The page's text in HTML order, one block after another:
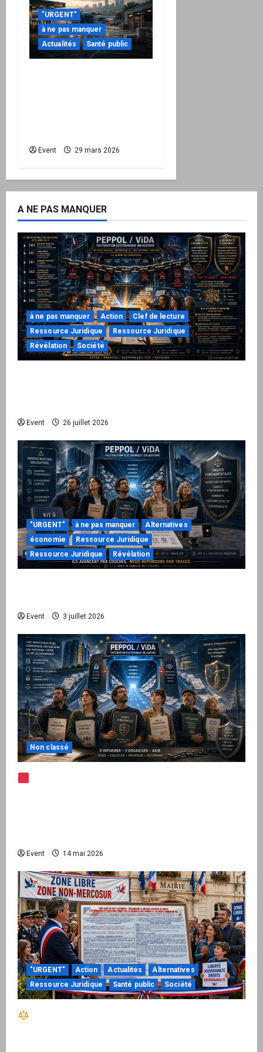
"URGENT"
à ne pas manquer
Actualités
Santé public
Event 29 mars 2026
A NE PAS MANQUER
à ne pas manquer Action
Clef de lecture
Ressource Juridique
Ressource Juridique
Révélation
Société
Event 26 juillet 2026
"URGENT" à ne pas manquer
Alternatives
économie
Ressource Juridique
Ressource Juridique
Révélation
Event 3 juillet 2026
Non classé
Event 14 mai 2026
"URGENT" Action Actualités
Alternatives
Ressource Juridique
Santé public Société